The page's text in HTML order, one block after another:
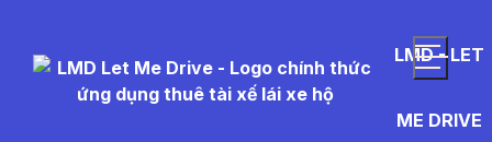
LMD - LET
ME DRIVE